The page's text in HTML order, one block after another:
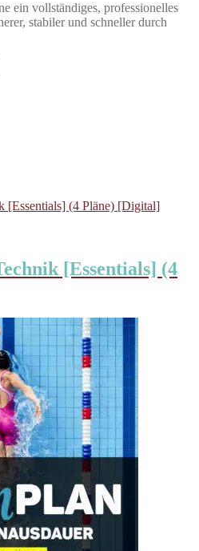
ein vollständiges, professionelles
stabiler und schneller durch
[Essentials] (4